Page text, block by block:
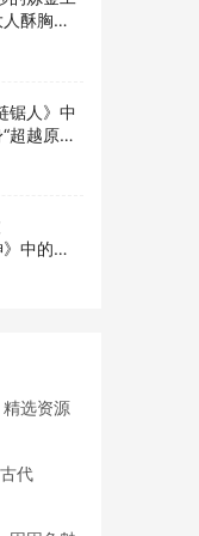
酥胸蜜
有感！
锯人》中
越原版”
中的松
选资源
代